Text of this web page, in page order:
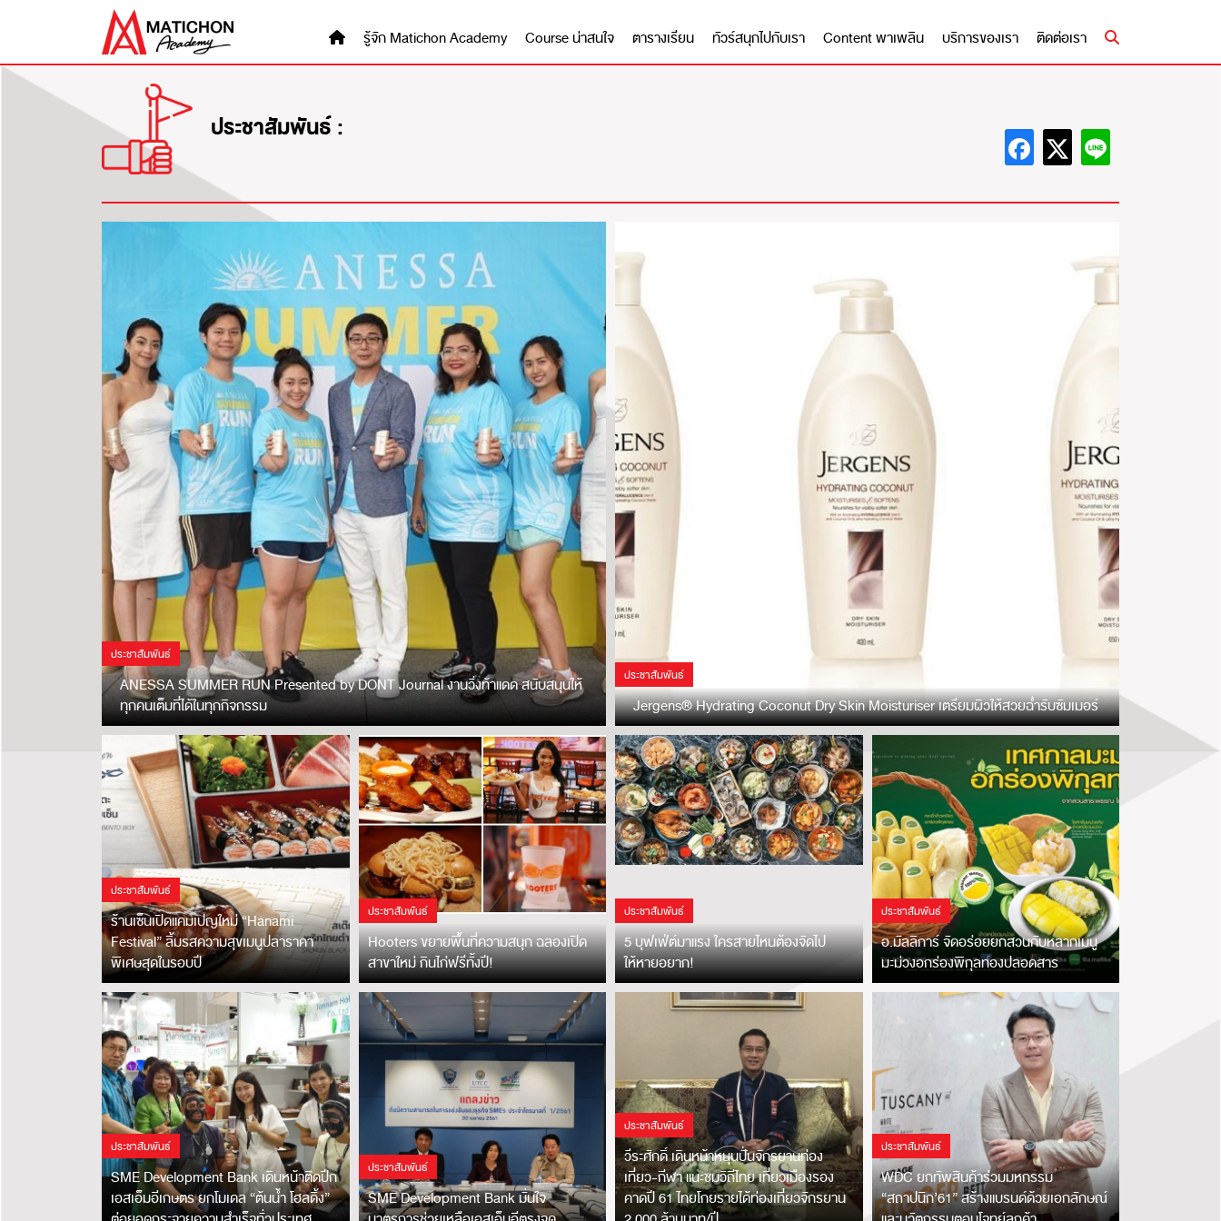
รู้จัก Matichon Academy Course น่าสนใจ ตารางเรียน ทัวร์สนุกไปกับเรา Content พาเพลิน บริการของเรา ติดต่อเรา
ประชาสัมพันธ์ :
ประชาสัมพันธ์
ANESSA SUMMER RUN Presented by DONT Journal งานวิ่งท้าแดด สนับสนุนให้
ทุกคนเต็มที่ได้ในทุกกิจกรรม
ประชาสัมพันธ์
Jergens® Hydrating Coconut Dry Skin Moisturiser เตรียมผิวให้สวยฉ่ำรับซัมเมอร์
ประชาสัมพันธ์
ร้านเซ็นเปิดแคมเปญใหม่ “Hanami
Festival” ลิ้มรสความสุขเมนูปลาราคา
พิเศษสุดในรอบปี
ประชาสัมพันธ์
Hooters ขยายพื้นที่ความสนุก ฉลองเปิด
สาขาใหม่ กินไก่ฟรีทั้งปี!
ประชาสัมพันธ์
5 บุฟเฟ่ต์มาแรง ใครสายไหนต้องจัดไป
ให้หายอยาก!
ประชาสัมพันธ์
อ.มัลลิการ์ จัดอร่อยยกสวนกับหลากเมนู
มะม่วงอกร่องพิกุลทองปลอดสาร
ประชาสัมพันธ์
SME Development Bank เดินหน้าติดปีก
เอสเอ็มอีเกษตร ยกโมเดล “ต้นน้ำ โฮลดิ้ง”
ประชาสัมพันธ์
SME Development Bank มั่นใจ
ประชาสัมพันธ์
วีระศักดิ์ เดินหน้าหนุนปั่นจักรยานท่อง
เที่ยว-กีฬา แนะชมวิถีไทย เที่ยวเมืองรอง
คาดปี 61 ไทยโกยรายได้ท่องเที่ยวจักรยาน
ประชาสัมพันธ์
WDC ยกทัพสินค้าร่วมมหกรรม
“สถาปนิก’61” สร้างแบรนด์ด้วยเอกลักษณ์